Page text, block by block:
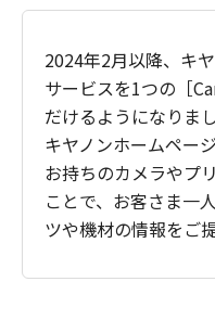
2024年2月以降、キ
サービスを1つの［
だけるようになりまし
キヤノンホームペー
お持ちのカメラやプ
ことで、お客さま一
ツや機材の情報をご